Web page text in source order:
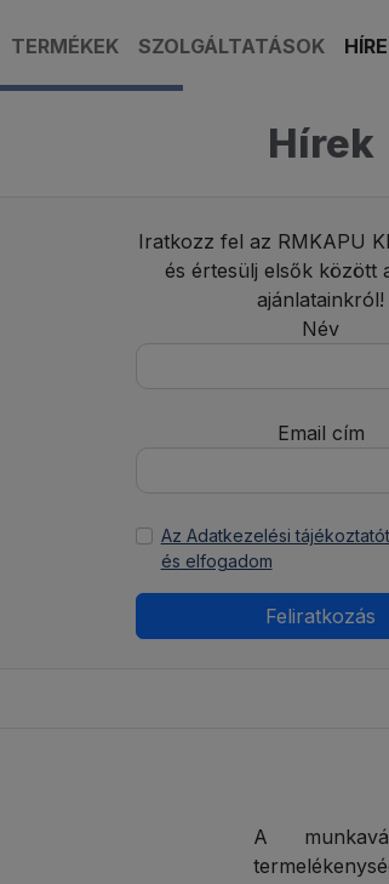
TERMÉKEK SZOLGÁLTATÁSOK
Hírek
Iratkozz fel az RMKAPU
és értesülj elsők között
ajánlatainkról!
Név
Email cím
Az Adatkezelési
és elfogadom
Feliratkozás
A